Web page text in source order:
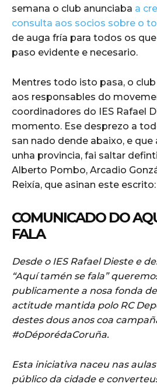
semana o club anunciaba a
consulta aos socios sobre o
de auga fría para todos os
paso evidente e necesario.
Mentres todo isto pasa, o
aos responsables do
coordinadores do IES Rafael
momento. Ese desprezo a
san nado dende abaixo, e
unha provincia, fai saltar
Alberto Pombo, Arcadio
Reixía, que asinan este escrito:
COMUNICADO DO
FALA
Desde o IES Rafael Dieste e
“Aquí tamén se fala”
publicamente a nosa fonda
actitude mantida polo RC
destes dous anos coa
#oDéporédaCoruña.
Esta iniciativa naceu nas
público da cidade e